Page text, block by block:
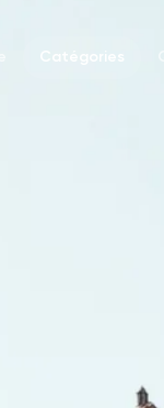
Catégories